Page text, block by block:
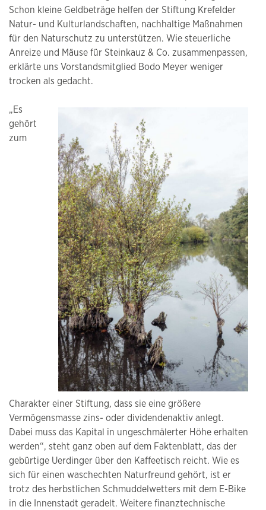
Schon kleine Geldbeträge helfen der Stiftung Krefelder
Natur- und Kulturlandschaften, nachhaltige Maßnahmen
für den Naturschutz zu unterstützen. Wie steuerliche
Anreize und Mäuse für Steinkauz & Co. zusammenpassen,
erklärte uns Vorstandsmitglied Bodo Meyer weniger
trocken als gedacht.
„Es
gehört
zum
Charakter einer Stiftung, dass sie eine größere
Vermögensmasse zins- oder dividendenaktiv anlegt.
Dabei muss das Kapital in ungeschmälerter Höhe erhalten
werden“, steht ganz oben auf dem Faktenblatt, das der
gebürtige Uerdinger über den Kaffeetisch reicht. Wie es
sich für einen waschechten Naturfreund gehört, ist er
trotz des herbstlichen Schmuddelwetters mit dem E-Bike
in die Innenstadt geradelt. Weitere finanztechnische